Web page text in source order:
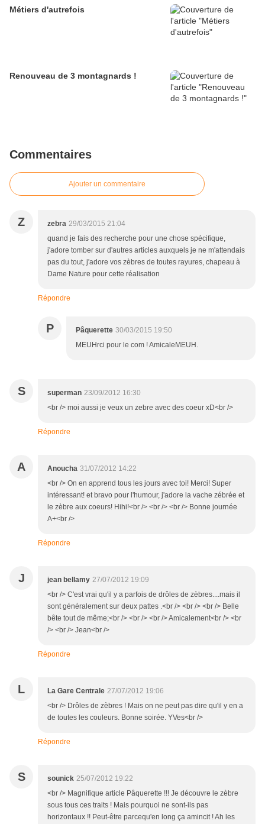
Métiers d'autrefois
Renouveau de 3 montagnards !
Commentaires
Ajouter un commentaire
Z zebra 29/03/2015 21:04
quand je fais des recherche pour une chose spécifique,
j'adore tomber sur d'autres articles auxquels je ne m'attendais
pas du tout, j'adore vos zèbres de toutes rayures, chapeau à
Dame Nature pour cette réalisation
Répondre
P Pâquerette 30/03/2015 19:50
MEUHrci pour le com ! AmicaleMEUH.
S superman 23/09/2012 16:30
<br /> moi aussi je veux un zebre avec des coeur xD<br />
Répondre
A Anoucha 31/07/2012 14:22
<br /> On en apprend tous les jours avec toi! Merci! Super
intéressant! et bravo pour l'humour, j'adore la vache zébrée et
le zèbre aux coeurs! Hihi!<br /> <br /> <br /> Bonne journée
A+<br />
Répondre
J jean bellamy 27/07/2012 19:09
<br /> C'est vrai qu'il y a parfois de drôles de zèbres....mais il
sont généralement sur deux pattes .<br /> <br /> <br /> Belle
bête tout de même;<br /> <br /> <br /> Amicalement<br /> <br
/> <br /> Jean<br />
Répondre
L La Gare Centrale 27/07/2012 19:06
<br /> Drôles de zèbres ! Mais on ne peut pas dire qu'il y en a
de toutes les couleurs. Bonne soirée. YVes<br />
Répondre
S sounick 25/07/2012 19:22
<br /> Magnifique article Pâquerette !!! Je découvre le zèbre
sous tous ces traits ! Mais pourquoi ne sont-ils pas
horizontaux !! Peut-être parcequ'en long ça amincit ! Ah les